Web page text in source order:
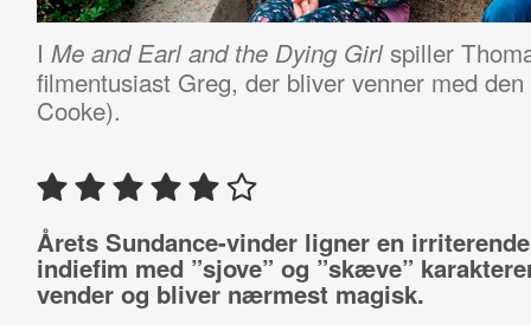
I Me and Earl and the Dying Girl spiller
filmentusiast Greg, der bliver venner med
Cooke).
Årets Sundance-vinder ligner en
indiefim med ”sjove” og ”skæve”
vender og bliver nærmest magisk.